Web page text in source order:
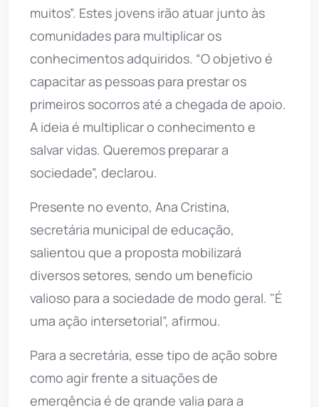
muitos”. Estes jovens irão atuar junto às
comunidades para multiplicar os
conhecimentos adquiridos. “O objetivo é
capacitar as pessoas para prestar os
primeiros socorros até a chegada de apoio.
A ideia é multiplicar o conhecimento e
salvar vidas. Queremos preparar a
sociedade”, declarou.
Presente no evento, Ana Cristina,
secretária municipal de educação,
salientou que a proposta mobilizará
diversos setores, sendo um benefício
valioso para a sociedade de modo geral. "É
uma ação intersetorial”, afirmou.
Para a secretária, esse tipo de ação sobre
como agir frente a situações de
emergência é de grande valia para a